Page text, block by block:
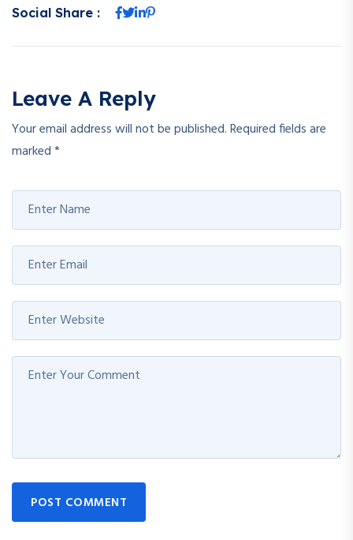
Social Share :
Leave A Reply
Your email address will not be published.Required fields are
marked*
POST COMMENT